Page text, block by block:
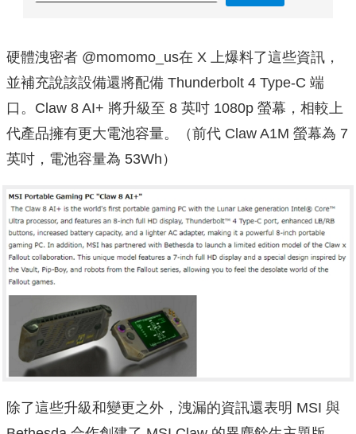
硬體洩密者 @momomo_us在 X 上爆料了這些資訊，
並補充說該設備還將配備 Thunderbolt 4 Type-C 端
口。Claw 8 AI+ 將升級至 8 英吋 1080p 螢幕，相較上
代產品擁有更大電池容量。（前代 Claw A1M 螢幕為 7
英吋，電池容量為 53Wh）
除了這些升級和變更之外，洩漏的資訊還表明 MSI 與